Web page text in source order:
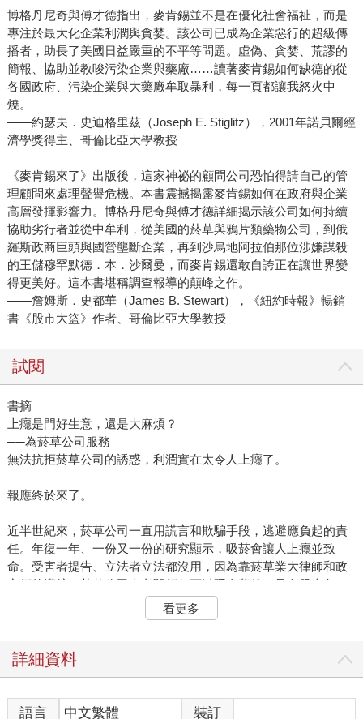
博格丹尼奇與傅才德指出，麥肯錫並不是在優化社會福祉，而是
專注於最大化企業利潤與貪婪。該公司已成為企業惡行的超級傳
播者，助長了美國日益嚴重的不平等問題。虛偽、貪婪、荒謬的
簡報、協助並教唆污染企業與藥廠……讀著麥肯錫如何缺德的從
各國政府、污染企業與大藥廠牟取暴利，每一頁都讓我怒火中
燒。
——約瑟夫．史迪格里茲（Joseph E. Stiglitz），2001年諾貝爾經
濟學獎得主、哥倫比亞大學教授
《麥肯錫來了》出版後，這家神祕的顧問公司恐怕得請自己的管
理顧問來處理聲譽危機。本書震撼揭露麥肯錫如何在政府與企業
高層發揮影響力。博格丹尼奇與傅才德詳細揭示該公司如何持續
協助劣行者並從中牟利，從美國的菸草與鴉片類藥物公司，到俄
羅斯政商巨頭與國營壟斷企業，再到沙烏地阿拉伯那位涉嫌謀殺
的王儲穆罕默德．本．沙爾曼，而麥肯錫還敢自誇正在讓世界變
得更美好。這本書堪稱調查報導的顛峰之作。
——詹姆斯．史都華（James B. Stewart），《紐約時報》暢銷
書《股市大盜》作者、哥倫比亞大學教授
試閱
書摘
上癮是門好生意，還是大麻煩？
──為菸草公司服務
無法抗拒菸草公司的誘惑，利潤實在太令人上癮了。
報應終於來了。
近半世紀來，菸草公司一直用謊言和欺騙手段，逃避應負起的責
任。年復一年、一份又一份的研究顯示，吸菸會讓人上癮並致
命。受害者提告、立法者立法都沒用，因為靠菸草業大律師和政
客們的護航，菸草公司大老闆們都可以隱身幕後，只向股東負
了一切。
司高階主管，首次公開回答與產品相關的問題。因為最新的研究
看更多
詳細資料
語言 中文繁體 裝訂